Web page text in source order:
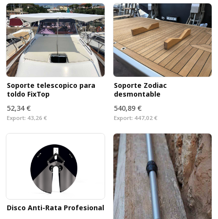
Soporte telescopico para
toldo FixTop
52,34 €
Export: 43,26 €
Soporte Zodiac
desmontable
540,89 €
Export: 447,02 €
Disco Anti-Rata Profesional